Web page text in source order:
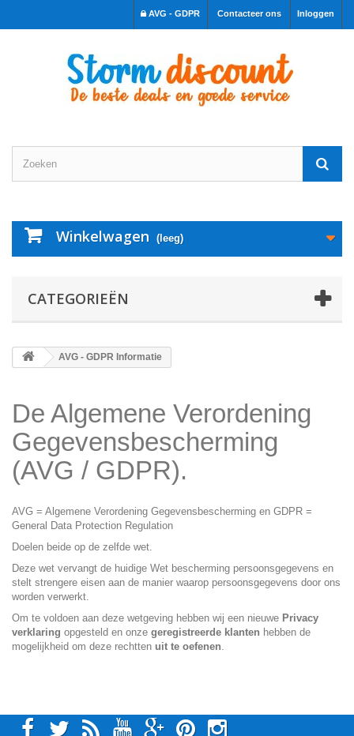
Inloggen
Contacteer ons
AVG - GDPR
Winkelwagen (leeg)
CATEGORIEËN
AVG - GDPR Informatie
De Algemene Verordening
Gegevensbescherming
(AVG / GDPR).
AVG = Algemene Verordening Gegevensbescherming en GDPR =
General Data Protection Regulation
Doelen beide op de zelfde wet.
Deze wet vervangt de huidige Wet bescherming persoonsgegevens en
stelt strengere eisen aan de manier waarop persoonsgegevens door ons
worden verwerkt.
Om te voldoen aan deze wetgeving hebben wij een nieuwe Privacy
verklaring opgesteld en onze geregistreerde klanten hebben de
mogelijkheid om deze rechtten uit te oefenen.